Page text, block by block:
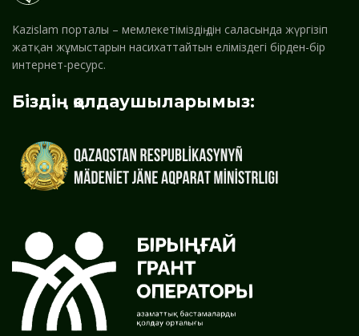
Kazislam порталы – мемлекетіміздің дін саласында жүргізіп
жатқан жұмыстарын насихаттайтын еліміздегі бірден-бір
интернет-ресурс.
Біздің қолдаушыларымыз: